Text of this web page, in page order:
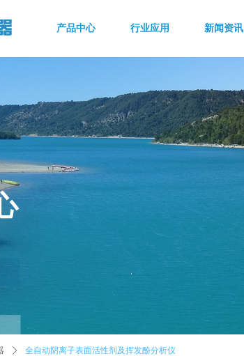
产品中心 行业应用 新闻资讯
ꄲ 全自动阴离子表面活性剂及挥发酚分析仪